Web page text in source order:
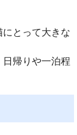
とって大きな
帰りや一泊程